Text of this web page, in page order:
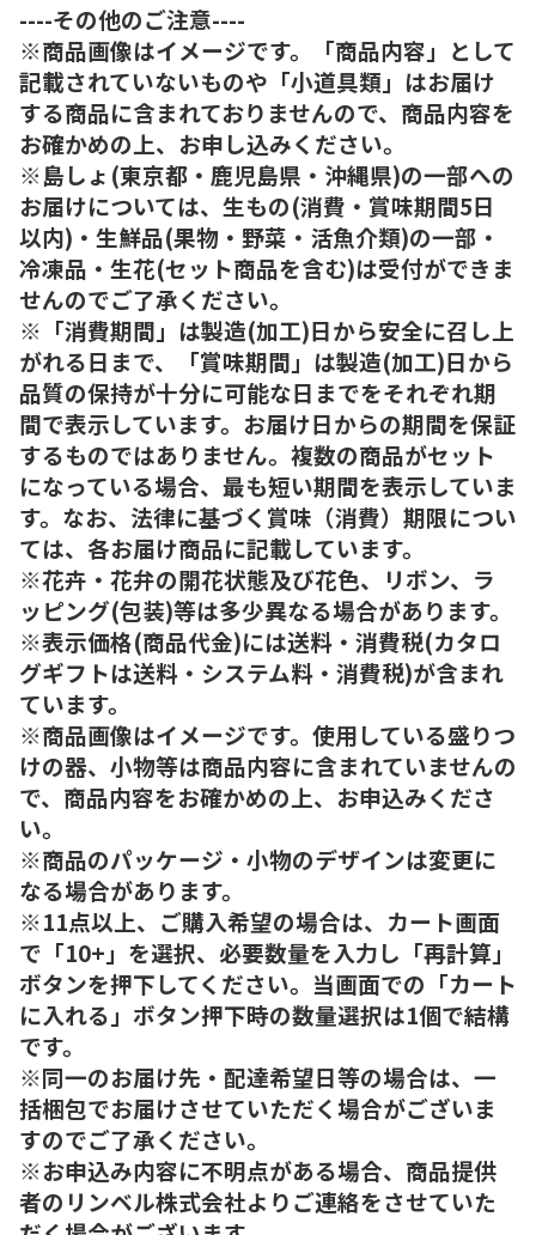
----その他のご注意----
※商品画像はイメージです。「商品内容」として
記載されていないものや「小道具類」はお届け
する商品に含まれておりませんので、商品内容を
お確かめの上、お申し込みください。
※島しょ(東京都・鹿児島県・沖縄県)の一部への
お届けについては、生もの(消費・賞味期間5日
以内)・生鮮品(果物・野菜・活魚介類)の一部・
冷凍品・生花(セット商品を含む)は受付ができま
せんのでご了承ください。
※「消費期間」は製造(加工)日から安全に召し上
がれる日まで、「賞味期間」は製造(加工)日から
品質の保持が十分に可能な日までをそれぞれ期
間で表示しています。お届け日からの期間を保証
するものではありません。複数の商品がセット
になっている場合、最も短い期間を表示していま
す。なお、法律に基づく賞味（消費）期限につい
ては、各お届け商品に記載しています。
※花卉・花弁の開花状態及び花色、リボン、ラ
ッピング(包装)等は多少異なる場合があります。
※表示価格(商品代金)には送料・消費税(カタロ
グギフトは送料・システム料・消費税)が含まれ
ています。
※商品画像はイメージです。使用している盛りつ
けの器、小物等は商品内容に含まれていませんの
で、商品内容をお確かめの上、お申込みくださ
い。
※商品のパッケージ・小物のデザインは変更に
なる場合があります。
※11点以上、ご購入希望の場合は、カート画面
で「10+」を選択、必要数量を入力し「再計算」
ボタンを押下してください。当画面での「カート
に入れる」ボタン押下時の数量選択は1個で結構
です。
※同一のお届け先・配達希望日等の場合は、一
括梱包でお届けさせていただく場合がございま
すのでご了承ください。
※お申込み内容に不明点がある場合、商品提供
者のリンベル株式会社よりご連絡をさせていた